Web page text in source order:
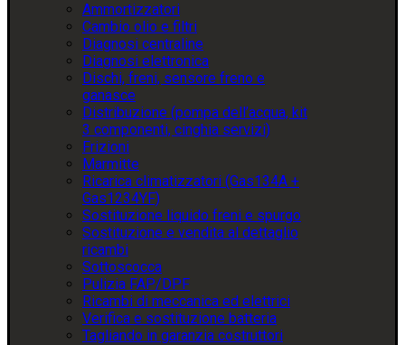
Ammortizzatori
Cambio olio e filtri
Diagnosi centraline
Diagnosi elettronica
Dischi, freni, sensore freno e
ganasce
Distribuzione (pompa dell’acqua, kit
3 componenti, cinghia servizi)
Frizioni
Marmitte
Ricarica climatizzatori (Gas134A +
Gas1234YF)
Sostituzione liquido freni e spurgo
Sostituzione e vendita al dettaglio
ricambi
Sottoscocca
Pulizia FAP/DPF
Ricambi di meccanica ed elettrici
Verifica e sostituzione batteria
Tagliando in garanzia costruttori